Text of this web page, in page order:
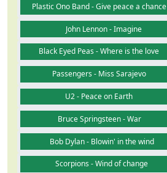
Plastic Ono Band - Give peace a chance
John Lennon - Imagine
Black Eyed Peas - Where is the love
Passengers - Miss Sarajevo
U2 - Peace on Earth
Bruce Springsteen - War
Bob Dylan - Blowin' in the wind
Scorpions - Wind of change